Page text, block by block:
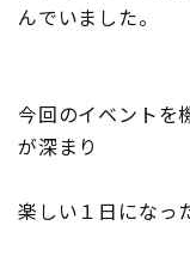
んでいました。
今回のイベントを
が深まり
楽しい１日になっ